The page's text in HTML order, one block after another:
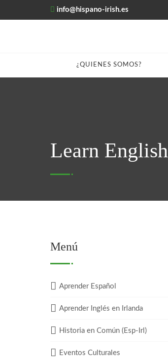
info@hispano-irish.es
¿QUIENES SOMOS?
Learn English
Menú
Aprender Español
Aprender Inglés en Irlanda
Historia en Común (Esp-Irl)
Eventos Culturales